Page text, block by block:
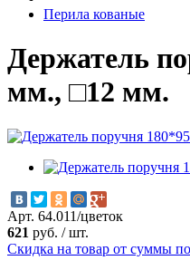
Перила кованые
Держатель
мм., □12 мм.
Арт. 64.011/цветок
621 руб. /шт.
Скидка на товар от суммы